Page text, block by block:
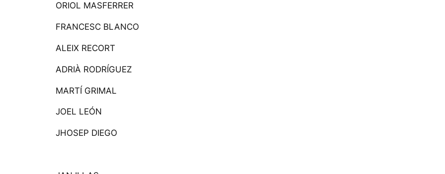
ORIOL MASFERRER
FRANCESC BLANCO
ALEIX RECORT
ADRIÀ RODRÍGUEZ
MARTÍ GRIMAL
JOEL LEÓN
JHOSEP DIEGO